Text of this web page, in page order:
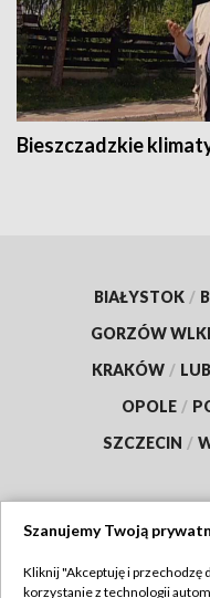
Bieszczadzkie
BIAŁYSTOK /
GORZÓW
KRAKÓW /
OPOLE /
SZCZECIN /
Szanujemy Twoją
Kliknij "Akceptuję i przechodzę
korzystanie z technologii